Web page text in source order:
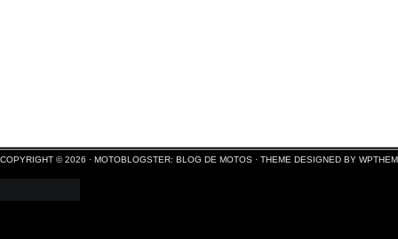
COPYRIGHT © 2026 · MOTOBLOGSTER: BLOG DE MOTOS · THEME DESIGNED BY